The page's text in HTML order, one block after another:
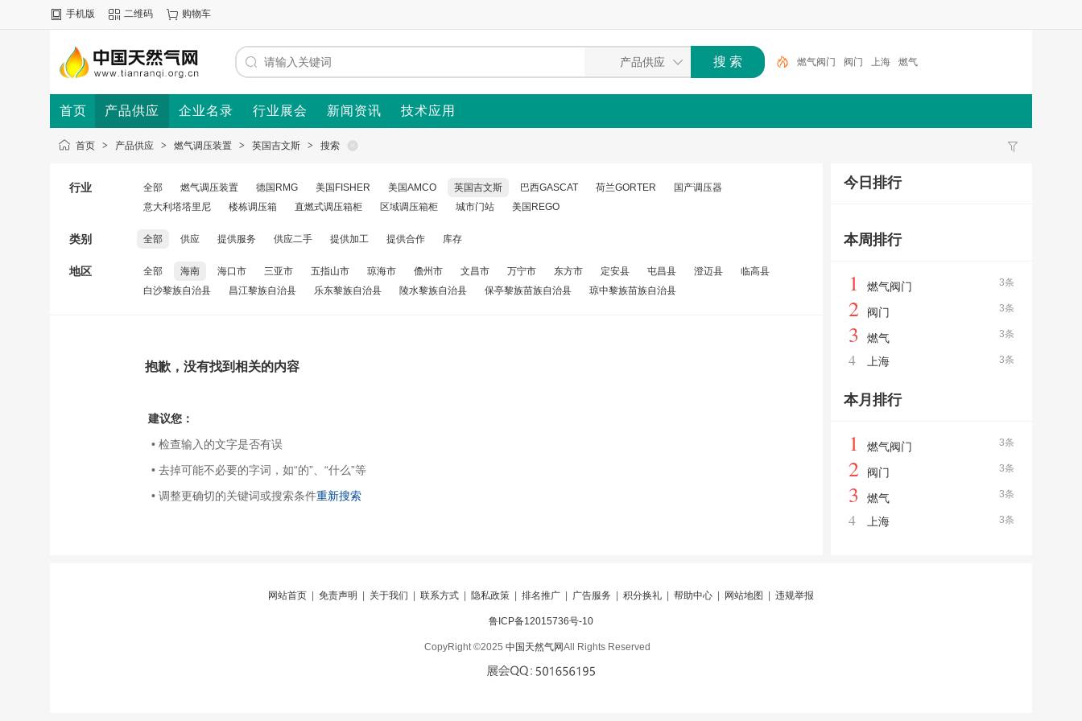
手机版 二维码 购物车
燃气阀门 阀门 上海 燃气
首页 产品供应 企业名录 行业展会 新闻资讯 技术应用
首页 > 产品供应 > 燃气调压装置 > 英国吉文斯 > 搜索
行业 全部 燃气调压装置 德国RMG 美国FISHER 美国AMCO 英国吉文斯 巴西GASCAT 荷兰GORTER
国产调压器
意大利塔塔里尼
楼栋调压箱 直燃式调压箱柜 区域调压箱柜 城市门站 美国REGO
类别 全部 供应 提供服务 供应二手 提供加工 提供合作 库存
地区 全部 海南 海口市 三亚市 五指山市 琼海市 儋州市 文昌市 万宁市 东方市 定安县 屯昌县 澄迈县
临高县
白沙黎族自治县
昌江黎族自治县 乐东黎族自治县 陵水黎族自治县 保亭黎族苗族自治县 琼中黎族苗族自治县
抱歉，没有找到相关的内容
建议您：
• 检查输入的文字是否有误
• 去掉可能不必要的字词，如“的”、“什么”等
• 调整更确切的关键词或搜索条件重新搜索
今日排行
本周排行
3条
1 燃气阀门
3条
2 阀门
3条
3 燃气
3条
4 上海
本月排行
3条
1 燃气阀门
3条
2 阀门
3条
3 燃气
3条
4 上海
网站首页 免责声明 关于我们 联系方式 隐私政策 排名推广 广告服务 积分换礼 帮助中心 网站地图 违规举报
鲁ICP备12015736号-10
CopyRight ©2025 中国天然气网All Rights Reserved